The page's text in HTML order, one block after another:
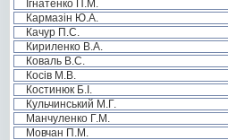
Ігнатенко П.М.
Кармазін Ю.А.
Качур П.С.
Кириленко В.А.
Коваль В.С.
Косів М.В.
Костинюк Б.І.
Кульчинський М.Г.
Манчуленко Г.М.
Мовчан П.М.